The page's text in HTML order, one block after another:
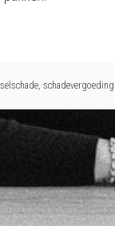
, schadevergoeding